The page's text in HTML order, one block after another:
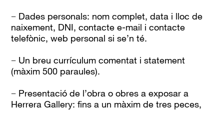
− Dades personals: nom complet, data i lloc de
naixement, DNI, contacte e-mail i contacte
telefònic, web personal si se’n té.
− Un breu currículum comentat i statement
(màxim 500 paraules).
− Presentació de l’obra o obres a exposar a
Herrera Gallery: fins a un màxim de tres peces,